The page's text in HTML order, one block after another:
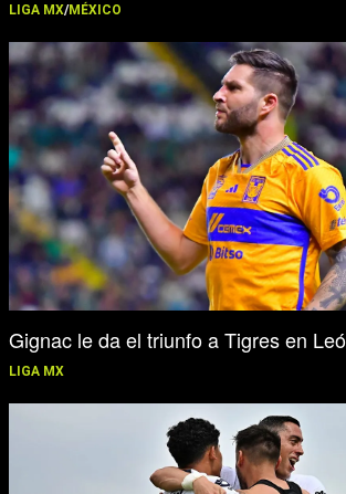
LIGA MX/MÉXICO
Gignac le da el triunfo a Tigres en
LIGA MX